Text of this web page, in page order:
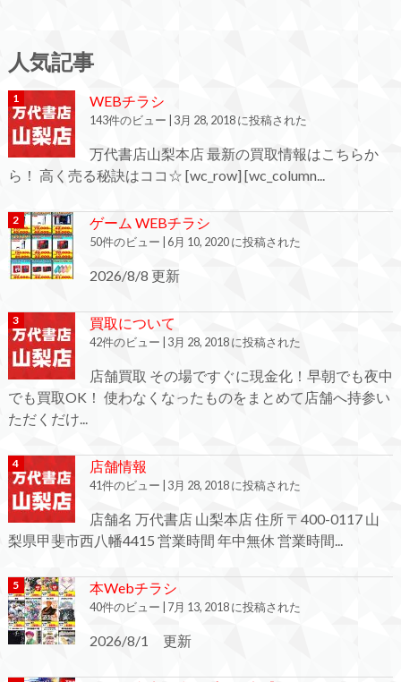
人気記事
WEBチラシ
143件のビュー 3月 28, 2018 に投稿された
万代書店山梨本店 最新の買取情報はこちらか
ら！ 高く売る秘訣はココ☆ [wc_row] [wc_column...
ゲーム WEBチラシ
50件のビュー 6月 10, 2020 に投稿された
2026/8/8 更新
買取について
42件のビュー 3月 28, 2018 に投稿された
店舗買取 その場ですぐに現金化！早朝でも夜中
でも買取OK！ 使わなくなったものをまとめて店舗へ持参い
ただくだけ...
店舗情報
41件のビュー 3月 28, 2018 に投稿された
店舗名 万代書店 山梨本店 住所 〒400-0117 山
梨県甲斐市西八幡4415 営業時間 年中無休 営業時間...
本Webチラシ
40件のビュー 7月 13, 2018 に投稿された
2026/8/1 更新